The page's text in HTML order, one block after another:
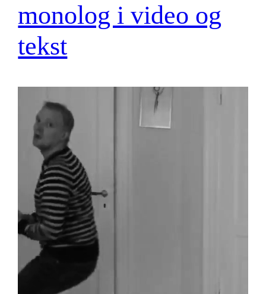
monolog i video og
tekst